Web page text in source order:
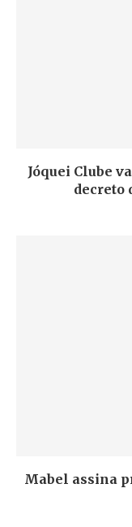
Jóquei Clube
decreto
Mabel assina